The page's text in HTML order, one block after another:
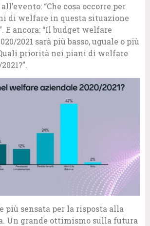
“Che cosa occorre per
di welfare in questa situazione
E ancora: “Il budget welfare
2021 sarà più basso, uguale o più
priorità nei piani di welfare
più sensata per la risposta alla
Un grande ottimismo sulla futura